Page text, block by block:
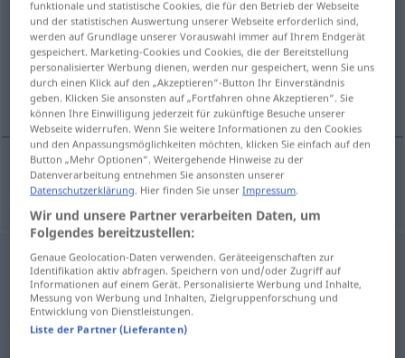
Übersicht aller Übersetzungen
(Für mehr Details die Übersetzung anklicken/antippen)
alerce
alercem Lärche BOT
funktionale und statistische Cookies, die für den Betrieb der Webseite
und der statistischen Auswertung unserer Webseite erforderlich sind,
werden auf Grundlage unserer Vorauswahl immer auf Ihrem Endgerät
gespeichert. Marketing-Cookies und Cookies, die der Bereitstellung
personalisierter Werbung dienen, werden nur gespeichert, wenn Sie uns
durch einen Klick auf den „Akzeptieren“-Button Ihr Einverständnis
geben. Klicken Sie ansonsten auf „Fortfahren ohne Akzeptieren“. Sie
können Ihre Einwilligung jederzeit für zukünftige Besuche unserer
Webseite widerrufen. Wenn Sie weitere Informationen zu den Cookies
und den Anpassungsmöglichkeiten möchten, klicken Sie einfach auf den
Button „Mehr Optionen“. Weitergehende Hinweise zu der
Datenverarbeitung entnehmen Sie ansonsten unserer
Datenschutzerklärung. Hier finden Sie unserImpressum.
Wir und unsere Partner verarbeiten Daten, um
Folgendes bereitzustellen:
Genaue Geolocation-Daten verwenden. Geräteeigenschaften zur
Identifikation aktiv abfragen. Speichern von und/oder Zugriff auf
Informationen auf einem Gerät. Personalisierte Werbung und Inhalte,
Messung von Werbung und Inhalten, Zielgruppenforschung und
Entwicklung von Dienstleistungen.
Liste der Partner (Lieferanten)